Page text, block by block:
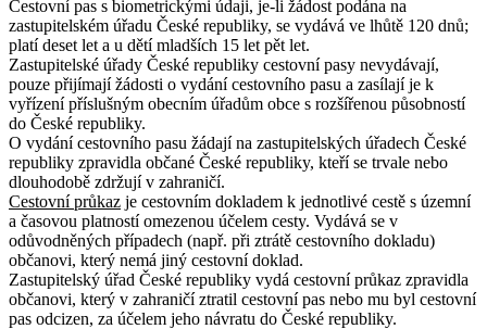
Cestovní pas s biometrickými údaji, je-li žádost podána na
zastupitelském úřadu České republiky, se vydává ve lhůtě 120 dnů;
platí deset let a u dětí mladších 15 let pět let.
Zastupitelské úřady České republiky cestovní pasy nevydávají,
pouze přijímají žádosti o vydání cestovního pasu a zasílají je k
vyřízení příslušným obecním úřadům obce s rozšířenou působností
do České republiky.
O vydání cestovního pasu žádají na zastupitelských úřadech České
republiky zpravidla občané České republiky, kteří se trvale nebo
dlouhodobě zdržují v zahraničí.
Cestovní průkaz je cestovním dokladem k jednotlivé cestě s územní
a časovou platností omezenou účelem cesty. Vydává se v
odůvodněných případech (např. při ztrátě cestovního dokladu)
občanovi, který nemá jiný cestovní doklad.
Zastupitelský úřad České republiky vydá cestovní průkaz zpravidla
občanovi, který v zahraničí ztratil cestovní pas nebo mu byl cestovní
pas odcizen, za účelem jeho návratu do České republiky.